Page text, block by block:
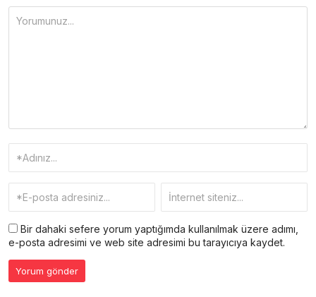
Bir dahaki sefere yorum yaptığımda kullanılmak üzere adımı,
e-posta adresimi ve web site adresimi bu tarayıcıya kaydet.